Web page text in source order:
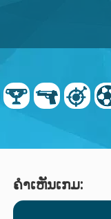
ຄໍາເຫັນເກມ: